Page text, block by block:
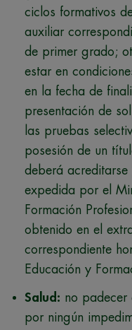
ciclos formativos
auxiliar
de primer grado;
estar en
en la fecha de
presentación de
las pruebas
posesión de un
deberá acreditarse
expedida por el
Formación
obtenido en el
correspondiente
Educación y
Salud: no padecer
por ningún